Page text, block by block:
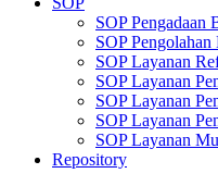
SOP Pengadaan
SOP Pengolahan
SOP Layanan
SOP Layanan
SOP Layanan
SOP Layanan
SOP Layanan
Repository